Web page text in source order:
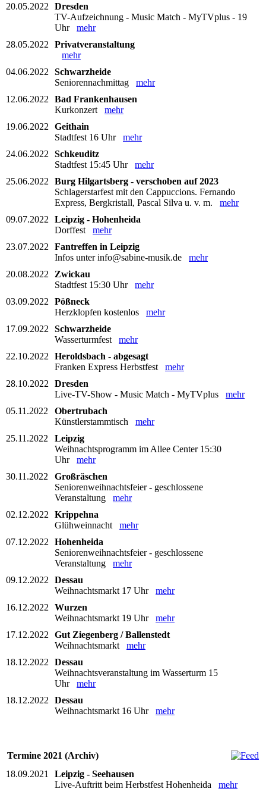
20.05.2022
Dresden
TV-Aufzeichnung - Music Match - MyTVplus - 19
Uhr mehr
28.05.2022
Privatveranstaltung
mehr
04.06.2022
Schwarzheide
Seniorennachmittag mehr
12.06.2022
Bad Frankenhausen
Kurkonzert mehr
19.06.2022
Geithain
Stadtfest 16 Uhr mehr
24.06.2022
Schkeuditz
Stadtfest 15:45 Uhr mehr
25.06.2022
Burg Hilgartsberg - verschoben auf 2023
Schlagerstarfest mit den Cappuccions. Fernando
Express, Bergkristall, Pascal Silva u. v. m. mehr
09.07.2022
Leipzig - Hohenheida
Dorffest mehr
23.07.2022
Fantreffen in Leipzig
Infos unter info@sabine-musik.de mehr
20.08.2022
Zwickau
Stadtfest 15:30 Uhr mehr
03.09.2022
Pößneck
Herzklopfen kostenlos mehr
17.09.2022
Schwarzheide
Wasserturmfest mehr
22.10.2022
Heroldsbach - abgesagt
Franken Express Herbstfest mehr
28.10.2022
Dresden
Live-TV-Show - Music Match - MyTVplus mehr
05.11.2022
Obertrubach
Künstlerstammtisch mehr
25.11.2022
Leipzig
Weihnachtsprogramm im Allee Center 15:30
Uhr mehr
30.11.2022
Großräschen
Seniorenweihnachtsfeier - geschlossene
Veranstaltung mehr
02.12.2022
Krippehna
Glühweinnacht mehr
07.12.2022
Hohenheida
Seniorenweihnachtsfeier - geschlossene
Veranstaltung mehr
09.12.2022
Dessau
Weihnachtsmarkt 17 Uhr mehr
16.12.2022
Wurzen
Weihnachtsmarkt 19 Uhr mehr
17.12.2022
Gut Ziegenberg / Ballenstedt
Weihnachtsmarkt mehr
18.12.2022
Dessau
Weihnachtsveranstaltung im Wasserturm 15
Uhr mehr
18.12.2022
Dessau
Weihnachtsmarkt 16 Uhr mehr
Termine 2021 (Archiv)
18.09.2021
Leipzig - Seehausen
Live-Auftritt beim Herbstfest Hohenheida mehr